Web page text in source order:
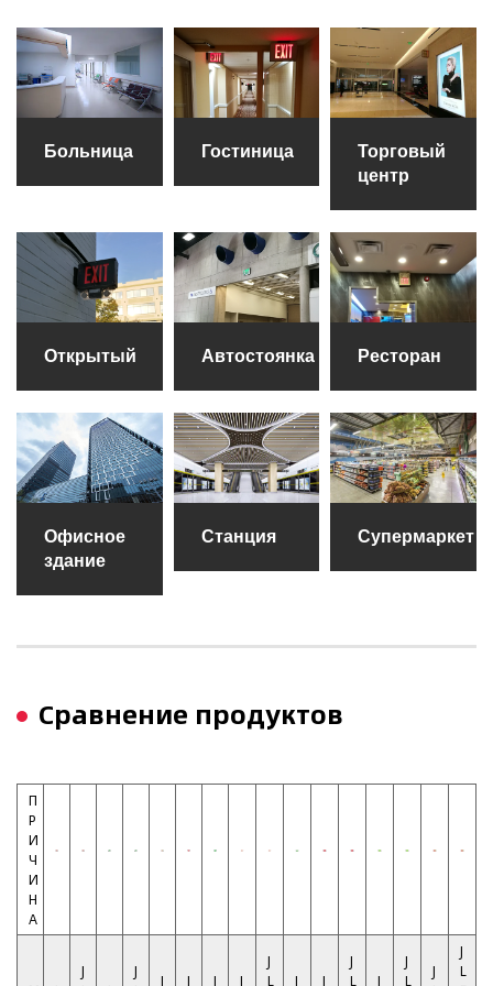
Больница Гостиница
Торговый
центр
Открытый Автостоянка Ресторан
Офисное
здание
Станция Супермаркет
Сравнение продуктов
П
Р
И
Ч
И
Н
А
J
J
J
J
J
J
J
L
J
J
J
L
J
J
L
J
J
L